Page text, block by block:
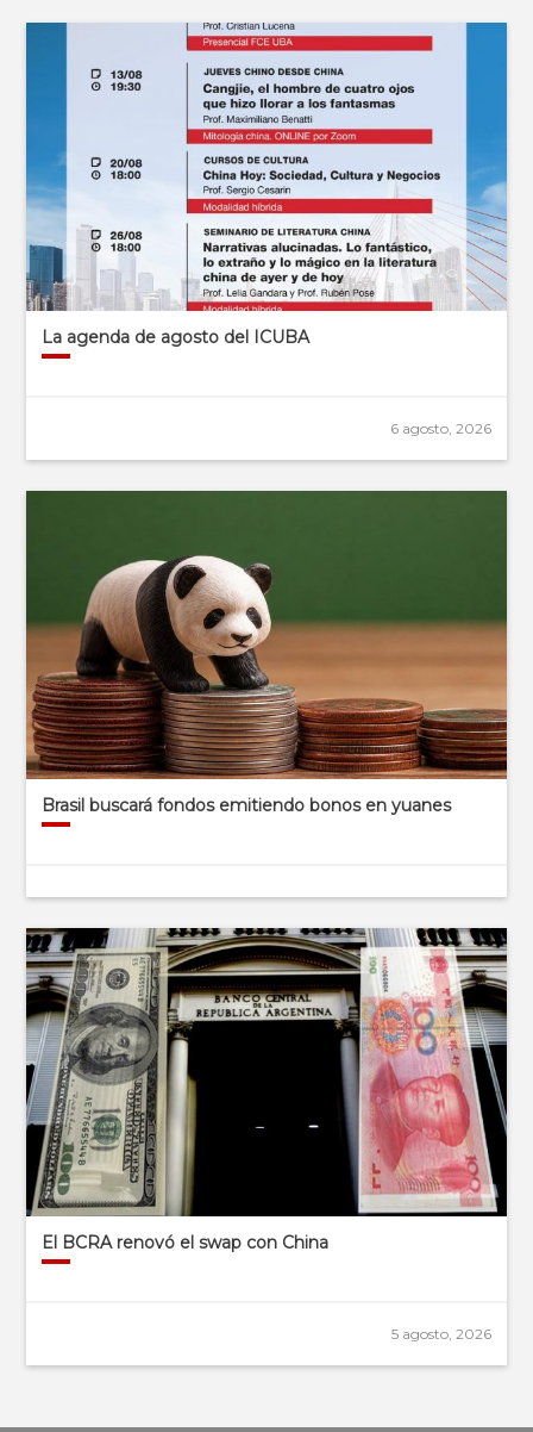
La agenda de agosto del ICUBA
6 agosto, 2026
Brasil buscará fondos emitiendo bonos en yuanes
El BCRA renovó el swap con China
5 agosto, 2026